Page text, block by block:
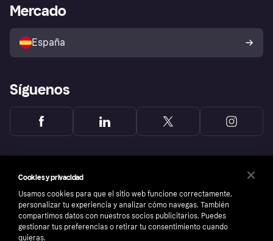
Directorio de tiendas
Política de protección al
comprador de Klarna
Reclamaciones
Acceso empresas
Mercado
España
Síguenos
Cookies y privacidad
Usamos cookies para que el sitio web funcione correctamente,
personalizar tu experiencia y analizar cómo navegas. También
compartimos datos con nuestros socios publicitarios. Puedes
gestionar tus preferencias o retirar tu consentimiento cuando
quieras.